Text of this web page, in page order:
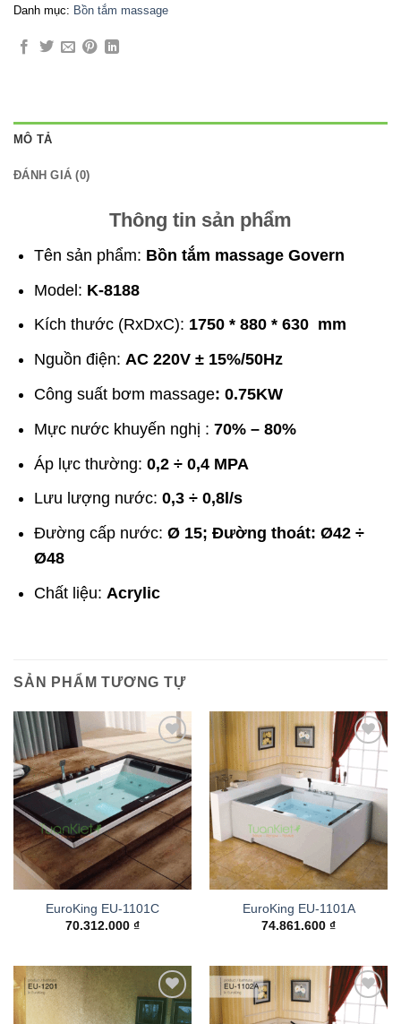
Danh mục: Bồn tắm massage
MÔ TẢ
ĐÁNH GIÁ (0)
Thông tin sản phẩm
Tên sản phẩm: Bồn tắm massage Govern
Model: K-8188
Kích thước (RxDxC): 1750 * 880 * 630 mm
Nguồn điện: AC 220V ± 15%/50Hz
Công suất bơm massage: 0.75KW
Mực nước khuyến nghị :70% – 80%
Áp lực thường: 0,2 ÷ 0,4 MPA
Lưu lượng nước:0,3 ÷ 0,8l/s
Đường cấp nước: Ø 15; Đường thoát: Ø42 ÷
Ø48
Chất liệu:Acrylic
SẢN PHẨM TƯƠNG TỰ
Add to
wishlist
EuroKing EU-1101C
70.312.000 ₫
wishlist
EuroKing EU-1101A
74.861.600 ₫
Add to